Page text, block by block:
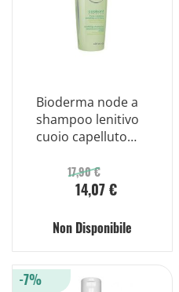
Bioderma node a
shampoo lenitivo
cuoio capelluto
17,90 €
14,07 €
Non Disponibile
-7%